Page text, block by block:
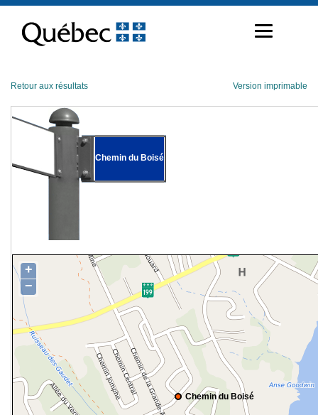
contenu
Retour aux résultats Version imprimable
Chemin du Boisé
Chemin du Boisé
+
−